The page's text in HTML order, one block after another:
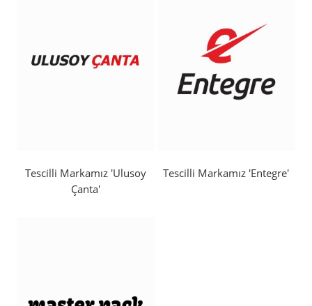
Tescilli Markamız 'Ulusoy
Çanta'
Tescilli Markamız 'Entegre'